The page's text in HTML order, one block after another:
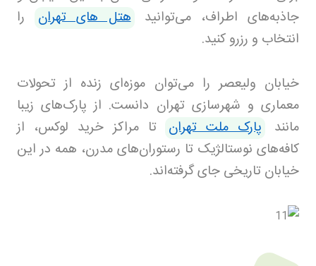
جاذبه‌های اطراف، می‌توانید
هتل های تهران
را
انتخاب و رزرو کنید.
خیابان ولیعصر را می‌توان موزه‌ای زنده از تحولات
معماری و شهرسازی تهران دانست. از پارک‌های زیبا
مانند
پارک ملت تهران
تا مراکز خرید لوکس، از
کافه‌های نوستالژیک تا رستوران‌های مدرن، همه در این
خیابان تاریخی جای گرفته‌اند.